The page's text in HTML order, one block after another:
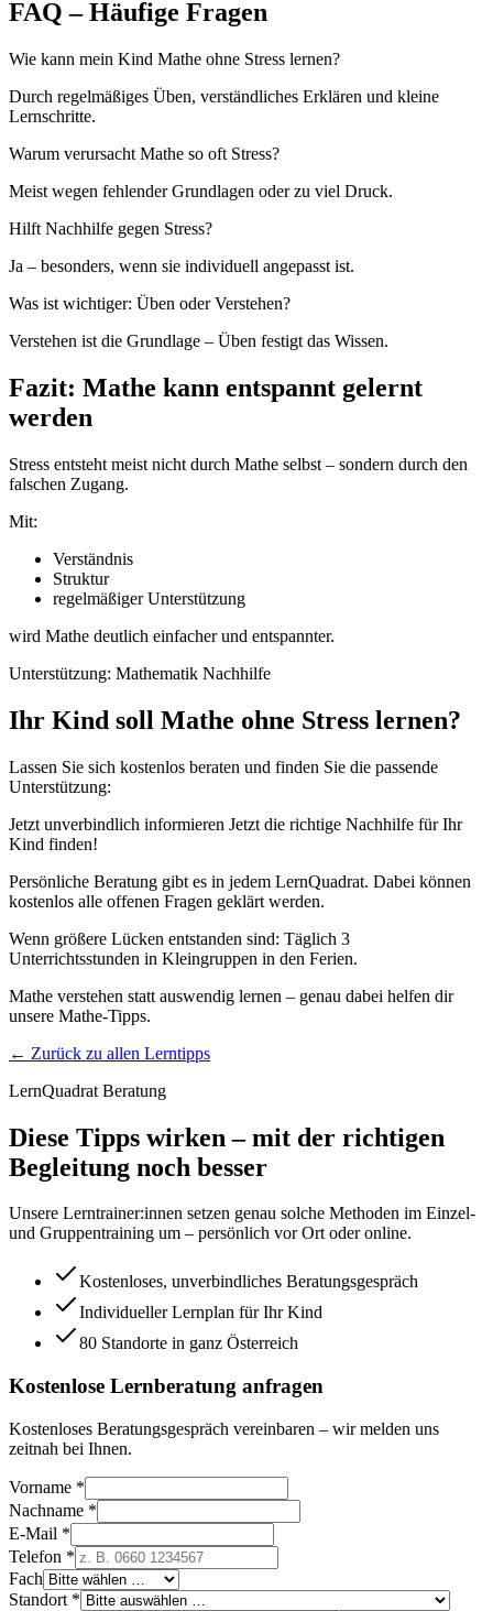
FAQ – Häufige Fragen
Wie kann mein Kind Mathe ohne Stress lernen?
Durch regelmäßiges Üben, verständliches Erklären und kleine
Lernschritte.
Warum verursacht Mathe so oft Stress?
Meist wegen fehlender Grundlagen oder zu viel Druck.
Hilft Nachhilfe gegen Stress?
Ja – besonders, wenn sie individuell angepasst ist.
Was ist wichtiger: Üben oder Verstehen?
Verstehen ist die Grundlage – Üben festigt das Wissen.
Fazit: Mathe kann entspannt gelernt
werden
Stress entsteht meist nicht durch Mathe selbst – sondern durch den
falschen Zugang.
Mit:
Verständnis
Struktur
regelmäßiger Unterstützung
wird Mathe deutlich einfacher und entspannter.
Unterstützung: Mathematik Nachhilfe
Ihr Kind soll Mathe ohne Stress lernen?
Lassen Sie sich kostenlos beraten und finden Sie die passende
Unterstützung:
Jetzt unverbindlich informieren Jetzt die richtige Nachhilfe für Ihr
Kind finden!​​​​​​​
Persönliche Beratung gibt es in jedem LernQuadrat. Dabei können
kostenlos alle offenen Fragen geklärt werden.
Wenn größere Lücken entstanden sind: Täglich 3
Unterrichtsstunden in Kleingruppen in den Ferien.
Mathe verstehen statt auswendig lernen – genau dabei helfen dir
unsere Mathe-Tipps.
← Zurück zu allen Lerntipps
LernQuadrat Beratung
Diese Tipps wirken – mit der richtigen
Begleitung noch besser
Unsere Lerntrainer:innen setzen genau solche Methoden im Einzel-
und Gruppentraining um – persönlich vor Ort oder online.
Kostenloses, unverbindliches Beratungsgespräch
Individueller Lernplan für Ihr Kind
80 Standorte in ganz Österreich
Kostenlose Lernberatung anfragen
Kostenloses Beratungsgespräch vereinbaren – wir melden uns
zeitnah bei Ihnen.
Vorname *
Nachname *
E-Mail *
Telefon *
Fach
Standort *